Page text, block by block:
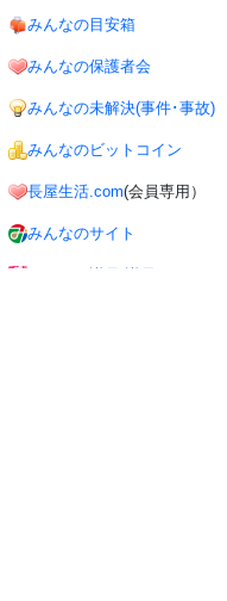
みんなの目安箱
みんなの保護者会
みんなの未解決(事件･事故)
みんなのビットコイン
長屋生活.com(会員専用）
みんなのサイト
みんなの議員(議員のまとめ)